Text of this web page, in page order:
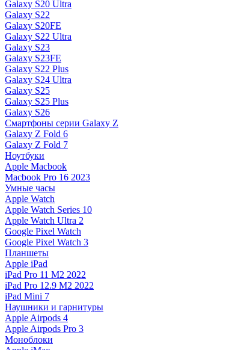
Galaxy S20 Ultra
Galaxy S22
Galaxy S20FE
Galaxy S22 Ultra
Galaxy S23
Galaxy S23FE
Galaxy S22 Plus
Galaxy S24 Ultra
Galaxy S25
Galaxy S25 Plus
Galaxy S26
Смартфоны серии Galaxy Z
Galaxy Z Fold 6
Galaxy Z Fold 7
Ноутбуки
Apple Macbook
Macbook Pro 16 2023
Умные часы
Apple Watch
Apple Watch Series 10
Apple Watch Ultra 2
Google Pixel Watch
Google Pixel Watch 3
Планшеты
Apple iPad
iPad Pro 11 M2 2022
iPad Pro 12.9 M2 2022
iPad Mini 7
Наушники и гарнитуры
Apple Airpods 4
Apple Airpods Pro 3
Моноблоки